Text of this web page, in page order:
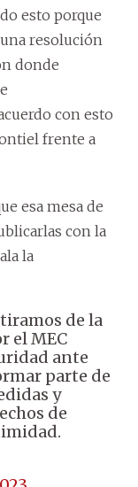
esto porque
resolución
donde
con esto
frente a
esa mesa de
con la
la
de la
el MEC
ante
parte de
y
de